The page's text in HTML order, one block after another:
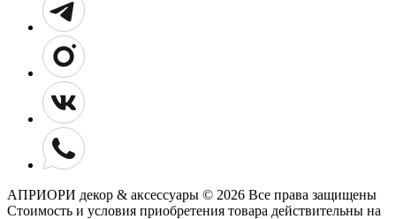
АПРИОРИ декор & аксессуары © 2026 Все права защищены
Cтоимость и условия приобретения товара действительны на